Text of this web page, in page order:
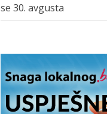
se 30. avgusta